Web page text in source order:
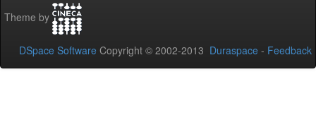
Theme by
DSpace Software Copyright © 2002-2013 Duraspace - Feedback